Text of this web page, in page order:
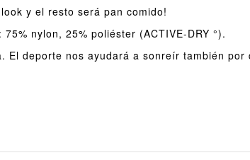
y el resto será pan comido!
nylon, 25% poliéster (ACTIVE-DRY °).
deporte nos ayudará a sonreír también por